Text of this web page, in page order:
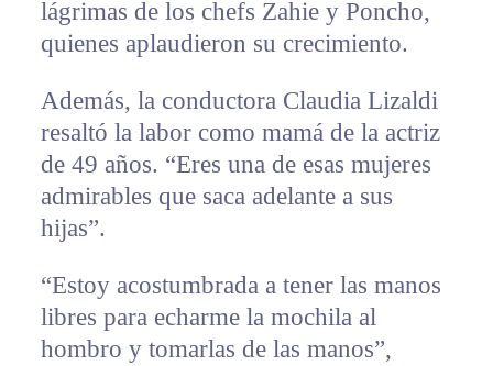
lágrimas de los chefs Zahie y Poncho,
quienes aplaudieron su crecimiento.
Además, la conductora Claudia Lizaldi
resaltó la labor como mamá de la actriz
de 49 años. “Eres una de esas mujeres
admirables que saca adelante a sus
hijas”.
“Estoy acostumbrada a tener las manos
libres para echarme la mochila al
hombro y tomarlas de las manos”,